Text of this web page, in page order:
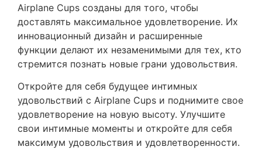
Airplane Cups созданы для того, чтобы
доставлять максимальное удовлетворение. Их
инновационный дизайн и расширенные
функции делают их незаменимыми для тех, кто
стремится познать новые грани удовольствия.
Откройте для себя будущее интимных
удовольствий с Airplane Cups и поднимите свое
удовлетворение на новую высоту. Улучшите
свои интимные моменты и откройте для себя
максимум удовольствия и удовлетворенности.